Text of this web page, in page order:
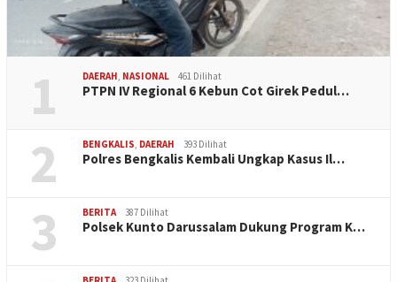
1 DAERAH, NASIONAL 461 Dilihat
PTPN IV Regional 6 Kebun Cot Girek Pedul…
2 BENGKALIS, DAERAH 393 Dilihat
Polres Bengkalis Kembali Ungkap Kasus Il…
3 BERITA 387 Dilihat
Polsek Kunto Darussalam Dukung Program K…